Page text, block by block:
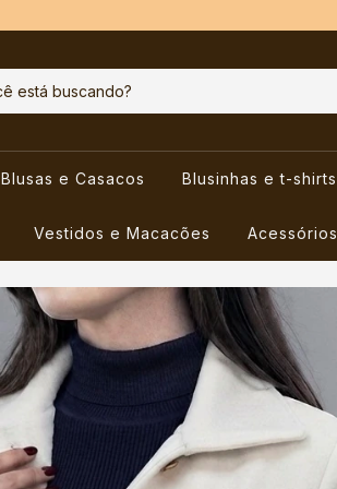
Blusas e Casacos Blusinhas e t-shirts
Vestidos e Macacões Acessórios